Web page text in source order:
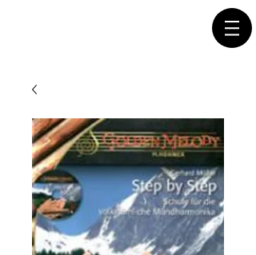
Connectez-vous